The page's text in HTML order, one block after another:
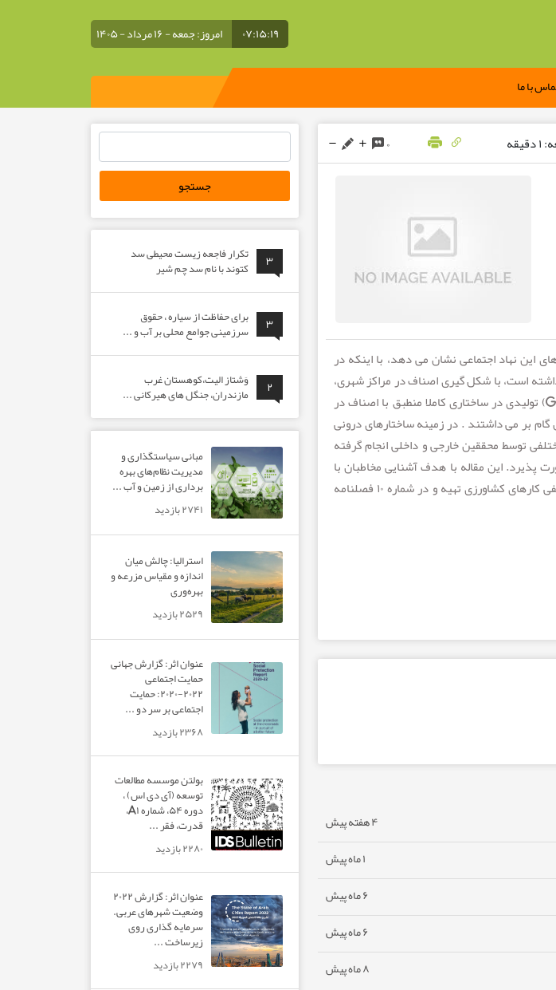
۰۷:۱۵:۱۹ امروز: جمعه - ۱۶ مرداد - ۱۴۰۵
با ما
۰
این نهاد اجتماعی نشان می دهد، با اینکه در
است، با شکل گیری اصناف در مراکز شهری،
پیشبرد امور فعالین مشاغل خدماتی و ضمن دفاع از منافع افراد صنفی، در مسیر (Guild) تولیدی در ساختاری کاملا منطبق با اصناف در
بر می داشتند . در زمینه ساختارهای درونی
توسط محققین خارجی و داخلی انجام گرفته
این مقاله با هدف آشنایی مخاطبان با
تاریخچه اصناف در کشورمان و همچنین معرفی اجمالی مبانی حقوقی و کارکردهای نظام صنفی کارهای کشاورزی تهیه و در شماره ۱۰ فصلنامه
۴ هفته پیش
۱ ماه پیش
۶ ماه پیش
۶ ماه پیش
۸ ماه پیش
۳
تکرار فاجعه زیست محیطی سد
کتوند با نام سد چم شیر
۳
برای حفاظت از سیاره ، حقوق
سرزمینی جوامع محلی بر آب و ...
۲
وَشتاز الیت،کوهستان غرب
مازندران، جنگل های هیرکانی ...
مبانی سیاستگذاری و
مدیریت نظام‌های بهره‌
برداری از زمین و آب ...
۲۷۴۱ بازدید
استرالیا: چالش میان
اندازه و مقیاس مزرعه و
بهره‌وری
۲۵۲۹ بازدید
عنوان اثر: گزارش جهانی
حمایت اجتماعی
۲۰۲۲-۲۰۲۰: حمایت
اجتماعی بر سر دو ...
۲۳۶۸ بازدید
بولتن موسسه مطالعات
توسعه (آی دی اس) ،
دوره ۵۴، شماره A۱،
قدرت، فقر ...
۲۲۸۰ بازدید
عنوان اثر: گزارش ۲۰۲۲
وضعیت شهرهای عربی.
سرمایه گذاری روی
زیرساخت ...
۲۲۷۹ بازدید